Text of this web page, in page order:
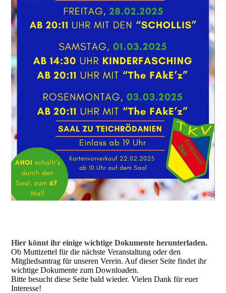
Hier könnt ihr einige wichtige Dokumente herunterladen.
Ob Muttizettel für die nächste Veranstaltung oder den
Mitgliedsantrag für unseren Verein. Auf dieser Seite findet ihr
wichtige Dokumente zum Downloaden.
Bitte besucht diese Seite bald wieder. Vielen Dank für euer
Interesse!